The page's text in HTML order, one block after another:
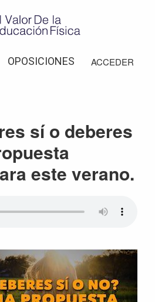
OPOSICIONES ACCEDER
sí o deberes
este verano.